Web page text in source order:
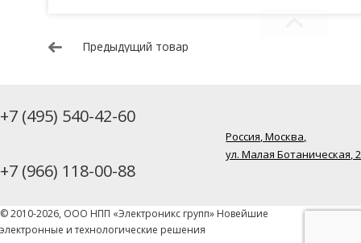
Предыдущий товар
+7 (495) 540-42-60
+7 (966) 118-00-88
Россия, Москва,
ул. Малая Ботаническая,
© 2010-2026, ООО НПП «Электроникс групп» Новейшие
электронные и технологические решения